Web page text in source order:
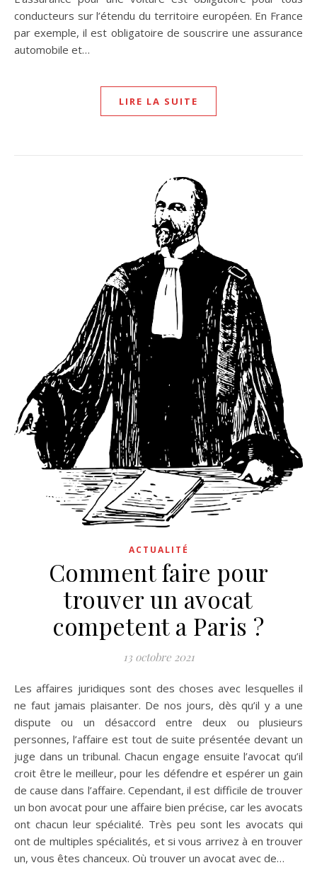
conducteurs sur l’étendu du territoire européen. En France
par exemple, il est obligatoire de souscrire une assurance
automobile et…
LIRE LA SUITE
ACTUALITÉ
Comment faire pour
trouver un avocat
competent a Paris ?
13 octobre 2021
Les affaires juridiques sont des choses avec lesquelles il
ne faut jamais plaisanter. De nos jours, dès qu’il y a une
dispute ou un désaccord entre deux ou plusieurs
personnes, l’affaire est tout de suite présentée devant un
juge dans un tribunal. Chacun engage ensuite l’avocat qu’il
croit être le meilleur, pour les défendre et espérer un gain
de cause dans l’affaire. Cependant, il est difficile de trouver
un bon avocat pour une affaire bien précise, car les avocats
ont chacun leur spécialité. Très peu sont les avocats qui
ont de multiples spécialités, et si vous arrivez à en trouver
un, vous êtes chanceux. Où trouver un avocat avec de…